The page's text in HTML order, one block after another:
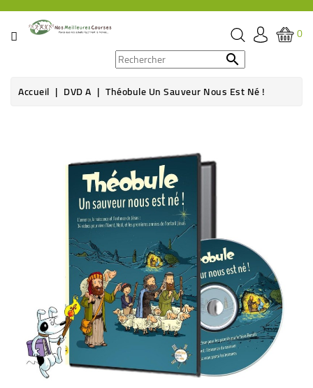
CATÉGORIE
ÉPICERIE
BÉBÉ
CULTUREL
0

Accueil DVD A Théobule Un Sauveur Nous Est Né !